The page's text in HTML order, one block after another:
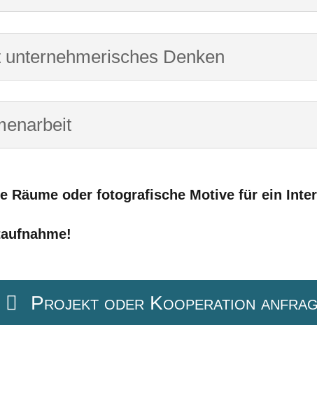
Denken
Räume oder fotografische Motive für ein
Projekt oder Kooperation